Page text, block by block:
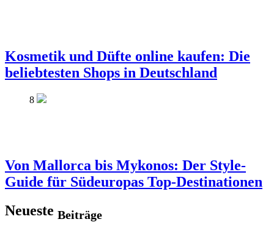
Kosmetik und Düfte online kaufen: Die
beliebtesten Shops in Deutschland
8
Von Mallorca bis Mykonos: Der Style-
Guide für Südeuropas Top-Destinationen
Neueste Beiträge